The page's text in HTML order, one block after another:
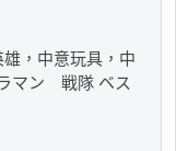
，中意玩具，中
マン 戦隊 ベス